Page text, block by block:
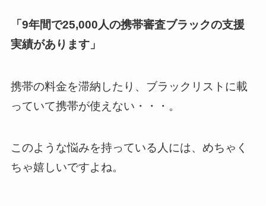
「9年間で25,000人の携帯審査ブラックの支援
実績があります」
携帯の料金を滞納したり、ブラックリストに載
っていて携帯が使えない・・・。
このような悩みを持っている人には、めちゃく
ちゃ嬉しいですよね。